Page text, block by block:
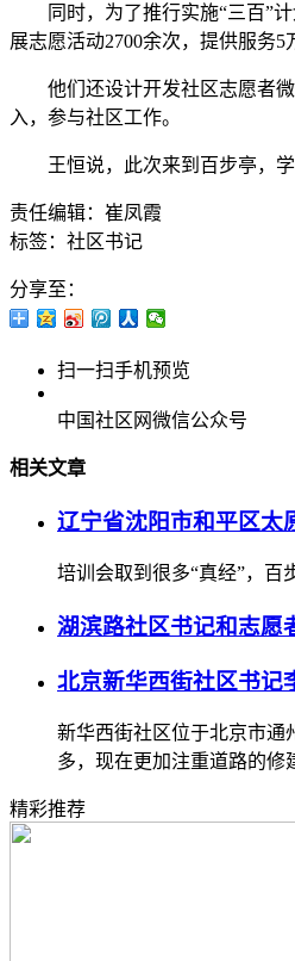
同时，为了推行实施“三百”计
展志愿活动2700余次，提供服务5
他们还设计开发社区志愿者微
入，参与社区工作。
王恒说，此次来到百步亭，学
责任编辑：崔凤霞
标签：社区书记
分享至：
扫一扫手机预览
中国社区网微信公众号
相关文章
辽宁省沈阳市和平区太
培训会取到很多“真经”，百
湖滨路社区书记和志愿
北京新华西街社区书记
新华西街社区位于北京市通
多，现在更加注重道路的修
精彩推荐